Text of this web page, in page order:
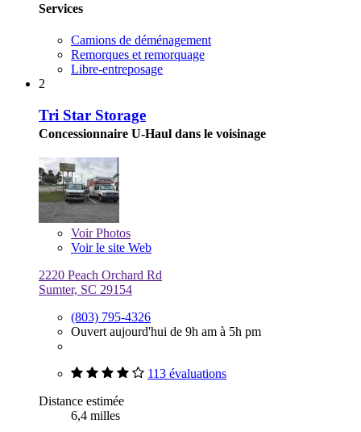
Services
Camions de déménagement
Remorques et remorquage
Libre-entreposage
2
Tri Star Storage
Concessionnaire U-Haul dans le voisinage
VoirPhotos
Voir le site Web
2220 Peach Orchard Rd
Sumter, SC 29154
(803) 795-4326
Ouvert aujourd'hui de 9h am à 5h pm
113 évaluations
Distance estimée
6,4 milles